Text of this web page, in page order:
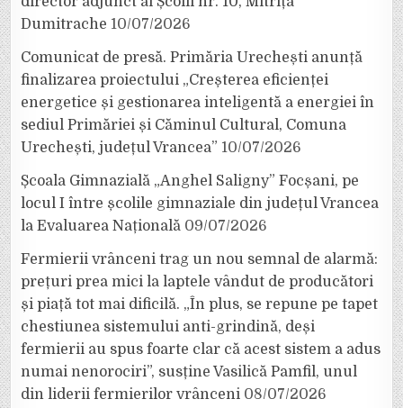
Dumitrache 10/07/2026
Comunicat de presă. Primăria Urechești anunță
finalizarea proiectului „Creșterea eficienței
energetice și gestionarea inteligentă a energiei în
sediul Primăriei și Căminul Cultural, Comuna
Urechești, județul Vrancea” 10/07/2026
Școala Gimnazială „Anghel Saligny” Focșani, pe
locul I între școlile gimnaziale din județul Vrancea
la Evaluarea Națională 09/07/2026
Fermierii vrânceni trag un nou semnal de alarmă:
prețuri prea mici la laptele vândut de producători
și piață tot mai dificilă. „În plus, se repune pe tapet
chestiunea sistemului anti-grindină, deși
fermierii au spus foarte clar că acest sistem a adus
numai nenorociri”, susține Vasilică Pamfil, unul
din liderii fermierilor vrânceni 08/07/2026